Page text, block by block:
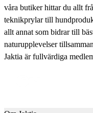
våra butiker hittar du allt
teknikprylar till
allt annat som bidrar till
naturupplevelser
Jaktia är fullvärdiga